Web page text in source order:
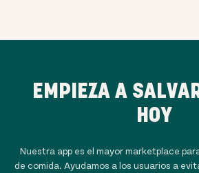
EMPIEZA A
HOY
Nuestra app es el mayor marketplace
de comida. Ayudamos a los usuarios a